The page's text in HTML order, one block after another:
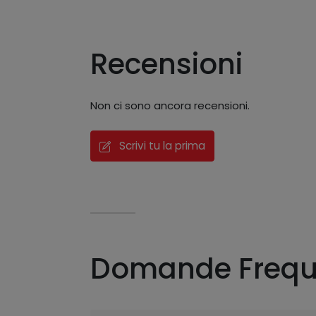
Recensioni
Non ci sono ancora recensioni.
Scrivi tu la prima
Domande